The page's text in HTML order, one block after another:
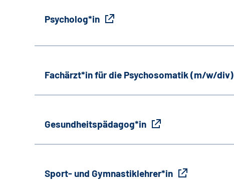
Psycholog*in
Fachärzt*in für die Psychosomatik (m/w/div)
Gesundheitspädagog*in
Sport- und Gymnastiklehrer*in